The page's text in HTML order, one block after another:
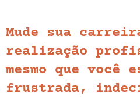
Mude sua
realização
mesmo que você
frustrada,